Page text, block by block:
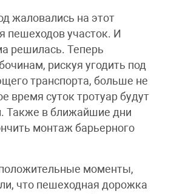
жаловались на этот
пешеходов участок. И
решилась. Теперь
рискуя угодить под
транспорта, больше не
время суток тротуар будут
Также в ближайшие дни
монтаж барьерного
моменты,
что пешеходная дорожка